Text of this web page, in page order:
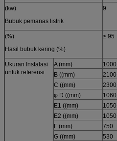
(kw)
Bubuk pemanas listrik
9
(%)
Hasil bubuk kering (%)
≥ 95
Ukuran Instalasi
untuk referensi
A (mm) 1000
B ((mm)
2100
C ((mm)
2300
φ D ((mm)
1060
E1 ((mm)
1050
E2 ((mm)
1050
F (mm)
750
G ((mm)
530